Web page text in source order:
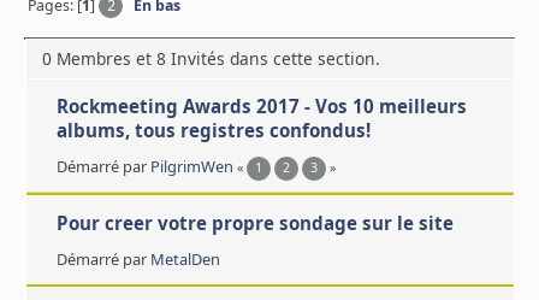
Pages: [1] 2 En bas
0 Membres et 8 Invités dans cette section.
Rockmeeting Awards 2017 - Vos 10 meilleurs
albums, tous registres confondus!
Démarré par PilgrimWen « 1 2 3 »
Pour creer votre propre sondage sur le site
Démarré par MetalDen